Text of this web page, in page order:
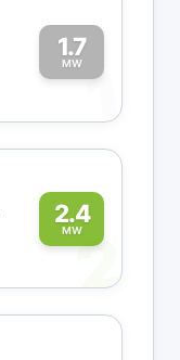
1.7
MW1
2.4
MW2